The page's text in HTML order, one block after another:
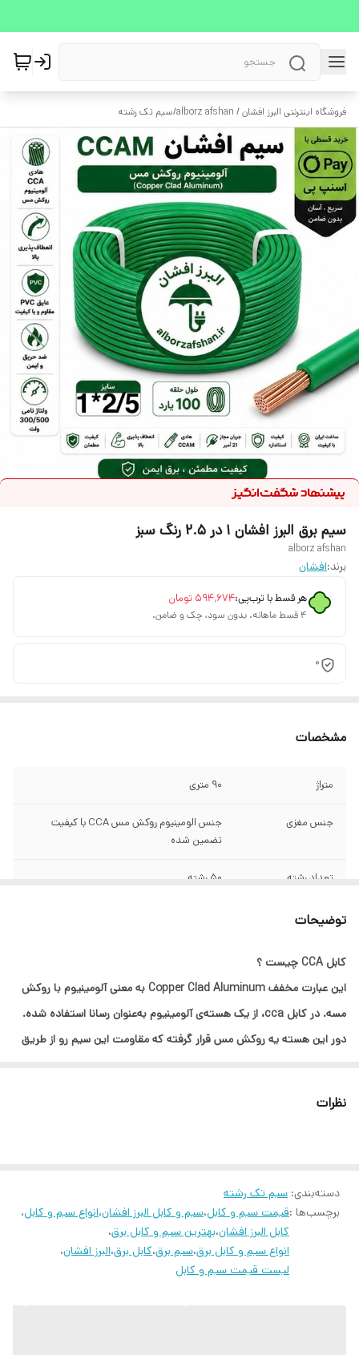
فروشگاه اینترنتی البرز افشان / alborz afshan /سیم تک رشته
سیم برق البرز افشان 1 در 2.5 رنگ سبز
alborz afshan
برند:افشان
هر قسط با ترب‌پی:۵۹۴٬۶۷۴ تومان
۴ قسط ماهانه. بدون سود، چک و ضامن.
0
مشخصات
متراژ 90 متری
جنس مغزی
جنس الومینیوم روکش مس CCA با کیفیت
تضمین شده
تعداد رشته 50 رشته
رنگ بندی
سایر مشخصات
رشته کم میباشند که به اسم البرز افشان فروخته
میشود مورد تایید ما نمیباشد توجه توجه
توضیحات
کابل CCA چیست ؟
این عبارت مخفف Copper Clad Aluminum به‌ معنی آلومینیوم با روکش
مسه. در کابل cca، از یک هسته‌ی آلومینیوم به‌عنوان رسانا استفاده شده.
دور این هسته یه روکش مس قرار گرفته که مقاومت این سیم رو از طریق
نظرات
دسته‌بندی: سیم تک رشته
برچسب‌ها :قیمت سیم و کابل،سیم و کابل البرز افشان،انواع سیم و کابل،
کابل البرز افشان،بهترین سیم و کابل برق،
انواع سیم و کابل برق،سیم برق،کابل برق،البرز افشان،
لیست قیمت سیم و کابل